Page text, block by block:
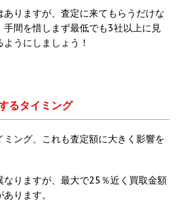
ありますが、査定に来てもらうだけな
手間を惜しまず最低でも3社以上に見
うにしましょう！
るタイミング
ミング、これも査定額に大きく影響を
なりますが、最大で25％近く買取金額
ります。